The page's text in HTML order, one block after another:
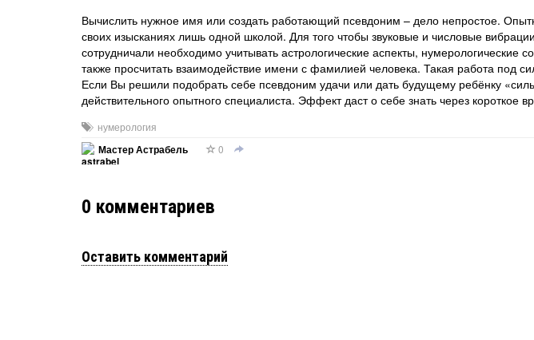
Вычислить нужное имя или создать работающий псевдоним – дело непростое.
своих изысканиях лишь одной школой. Для того чтобы звуковые и числовые
сотрудничали необходимо учитывать астрологические аспекты, нумерологические
также просчитать взаимодействие имени с фамилией человека. Такая работа под
Если Вы решили подобрать себе псевдоним удачи или дать будущему ребёнку
действительного опытного специалиста. Эффект даст о себе знать через короткое
нумерология
Мастер Астрабель
0
0 комментариев
Оставить комментарий